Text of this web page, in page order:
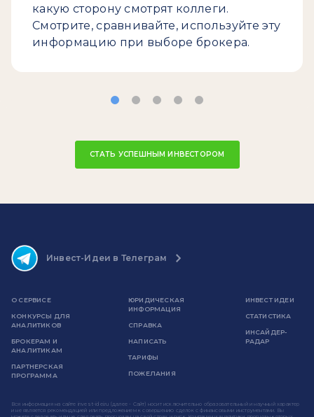
какую сторону смотрят коллеги.
Смотрите, сравнивайте, используйте эту
информацию при выборе брокера.
СТАТЬ УСПЕШНЫМ ИНВЕСТОРОМ
Инвест-Идеи в Телеграм
О СЕРВИСЕ
КОНКУРСЫ ДЛЯ
АНАЛИТИКОВ
БРОКЕРАМ И
АНАЛИТИКАМ
ПАРТНЕРСКАЯ
ПРОГРАММА
ЮРИДИЧЕСКАЯ
ИНФОРМАЦИЯ
СПРАВКА
НАПИСАТЬ
ТАРИФЫ
ПОЖЕЛАНИЯ
ИНВЕСТ ИДЕИ
СТАТИСТИКА
ИНСАЙДЕР-
РАДАР
Вся информация на сайте invest-idei.ru (далее - Сайт) носит исключительно образовательный и научный характер
и не является рекомендацией или предложением к совершению сделок с финансовыми инструментами. Вы